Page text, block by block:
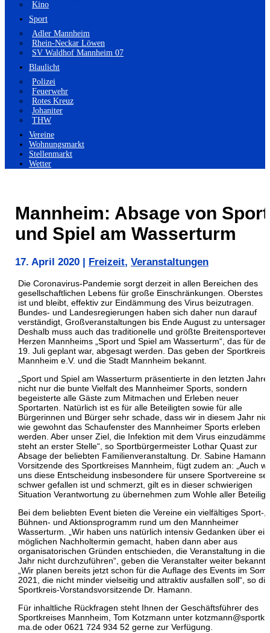
Kino
Sport
Adler Mannheim
Rhein-Neckar Löwen
SV Waldhof Mannheim 07
Blaulicht
Polizei
Feuerwehr
Rotes Kreuz
Johaniter
THW
Vereine
Wohnungsmarkt
Stellenmarkt
Wetter
Mannheim: Absage von Sport
und Spiel am Wasserturm
17. April 2020 Freizeit, Veranstaltungen
Die Coronavirus-Pandemie sorgt derzeit in allen Bereichen des
gesellschaftlichen Lebens für große Einschränkungen. Oberstes
ist und bleibt, effektiv zur Eindämmung des Virus beizutragen.
Bundes- und Landesregierungen haben sich daher nun darauf
verständigt, Großveranstaltungen bis Ende August zu untersagen.
Deshalb muss auch das traditionelle und größte
Herzen Mannheims „Sport und Spiel am Wasserturm“, das für den
19. Juli geplant war, abgesagt werden. Das geben der Sportkreis
Mannheim e.V. und die Stadt Mannheim bekannt.
„Sport und Spiel am Wasserturm präsentierte in den letzten
nicht nur die bunte Vielfalt des Mannheimer Sports, sondern
begeisterte alle Gäste zum Mitmachen und Erleben neuer
Sportarten. Natürlich ist es für alle Beteiligten sowie für alle
Bürgerinnen und Bürger sehr schade, dass wir in diesem Jahr
wie gewohnt das Schaufenster des Mannheimer Sports erleben
werden. Aber unser Ziel, die Infektion mit dem Virus
steht an erster Stelle“, so Sportbürgermeister Lothar Quast zur
Absage der beliebten Familienveranstaltung. Dr. Sabine Hamann,
Vorsitzende des Sportkreises Mannheim, fügt zudem an: „Auch
uns diese Entscheidung insbesondere für unsere Sportvereine
schwer gefallen ist und schmerzt, gilt es in dieser schwierigen
Situation Verantwortung zu übernehmen zum Wohle aller
Bei dem beliebten Event bieten die Vereine ein vielfältiges Sport-,
Bühnen- und Aktionsprogramm rund um den Mannheimer
Wasserturm. „Wir haben uns natürlich intensiv Gedanken über
möglichen Nachholtermin gemacht, haben dann aber aus
organisatorischen Gründen entschieden, die Veranstaltung in
Jahr nicht durchzuführen“, geben die Veranstalter weiter bekannt.
„Wir planen bereits jetzt schon für die Auflage des Events im
2021, die nicht minder vielseitig und attraktiv ausfallen soll“, so die
Sportkreis-Vorstandsvorsitzende Dr. Hamann.
Für inhaltliche Rückfragen steht Ihnen der Geschäftsführer des
Sportkreises Mannheim, Tom Kotzmann unter
ma.de oder 0621 724 934 52 gerne zur Verfügung.